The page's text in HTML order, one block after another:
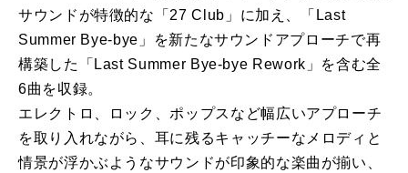
サウンドが特徴的な「27 Club」に加え、「Last
Summer Bye-bye」を新たなサウンドアプローチで再
構築した「Last Summer Bye-bye Rework」を含む全
6曲を収録。
エレクトロ、ロック、ポップスなど幅広いアプローチ
を取り入れながら、耳に残るキャッチーなメロディと
情景が浮かぶようなサウンドが印象的な楽曲が揃い、